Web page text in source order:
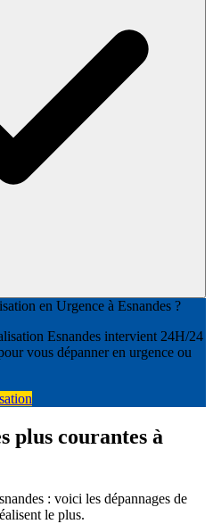
en Urgence à Esnandes ?
Esnandes intervient 24H/24
vous dépanner en urgence ou
plus courantes à
: voici les dépannages de
le plus.